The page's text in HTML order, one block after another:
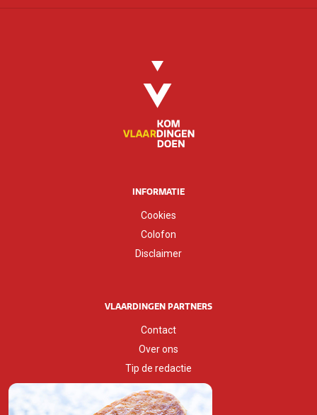
INFORMATIE
Cookies
Colofon
Disclaimer
VLAARDINGEN PARTNERS
Contact
Over ons
Tip de redactie
Huisstijlgids